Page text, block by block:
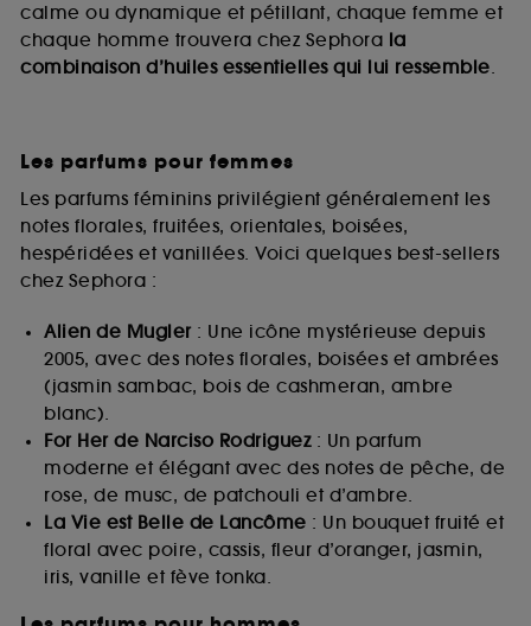
calme ou dynamique et pétillant, chaque femme et
chaque homme trouvera chez Sephora la
combinaison d’huiles essentielles qui lui ressemble.
Les parfums pour femmes
Les parfums féminins privilégient généralement les
notes florales, fruitées, orientales, boisées,
hespéridées et vanillées. Voici quelques best-sellers
chez Sephora :
Alien de Mugler: Une icône mystérieuse depuis
2005, avec des notes florales, boisées et ambrées
(jasmin sambac, bois de cashmeran, ambre
blanc).
For Her de Narciso Rodriguez: Un parfum
moderne et élégant avec des notes de pêche, de
rose, de musc, de patchouli et d’ambre.
La Vie est Belle de Lancôme : Un bouquet fruité et
floral avec poire, cassis, fleur d’oranger, jasmin,
iris, vanille et fève tonka.